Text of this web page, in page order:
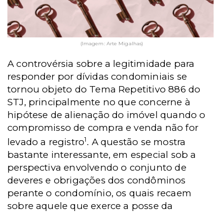
(Imagem: Arte Migalhas)
A controvérsia sobre a legitimidade para
responder por dívidas condominiais se
tornou objeto do Tema Repetitivo 886 do
STJ, principalmente no que concerne à
hipótese de alienação do imóvel quando o
compromisso de compra e venda não for
levado a registro1. A questão se mostra
bastante interessante, em especial sob a
perspectiva envolvendo o conjunto de
deveres e obrigações dos condôminos
perante o condomínio, os quais recaem
sobre aquele que exerce a posse da